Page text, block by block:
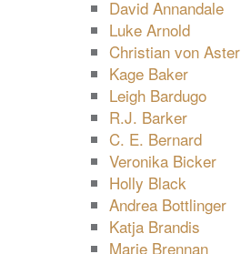
David Annandale
Luke Arnold
Christian von Aster
Kage Baker
Leigh Bardugo
R.J. Barker
C. E. Bernard
Veronika Bicker
Holly Black
Andrea Bottlinger
Katja Brandis
Marie Brennan